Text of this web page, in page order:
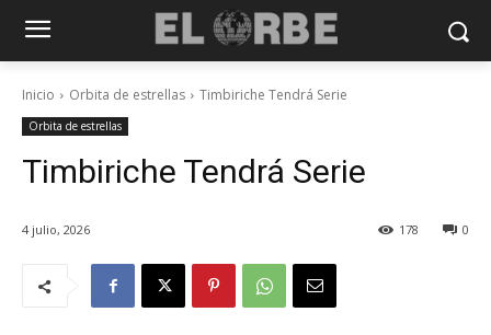
Inicio Orbita de estrellas Timbiriche Tendrá Serie
Orbita de estrellas
Timbiriche Tendrá Serie
4 julio, 2026 0
178